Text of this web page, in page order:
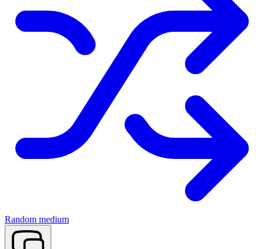
Random medium